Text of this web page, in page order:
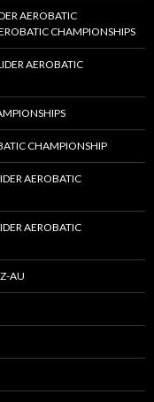
AEROBATIC
CHAMPIONSHIPS
AEROBATIC
CHAMPIONSHIP
AEROBATIC
AEROBATIC
AU